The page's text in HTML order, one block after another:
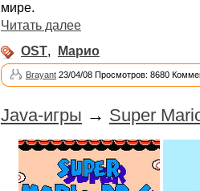
мире.
Читать далее
OST, Марио
Brayant 23/04/08 Просмотров: 8680
Java-игры → Super